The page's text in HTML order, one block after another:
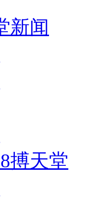
新闻
搏天堂